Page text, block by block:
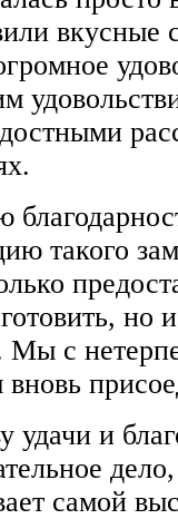
вкусные
такого
но
Мы с
удачи и
самой